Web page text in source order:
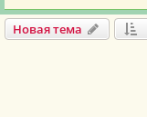
Новая тема